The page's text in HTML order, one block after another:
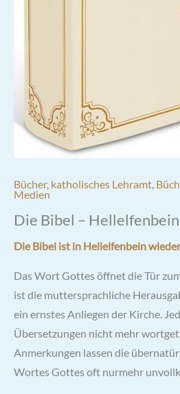
Bücher, katholisches Lehramt,
Medien
Die Bibel – Hellelfenbein
Die Bibel ist in Hellelfenbein
Das Wort Gottes öffnet die Tür
ist die muttersprachliche
ein ernstes Anliegen der Kirche.
Übersetzungen nicht mehr
Anmerkungen lassen die
Wortes Gottes oft nurmehr